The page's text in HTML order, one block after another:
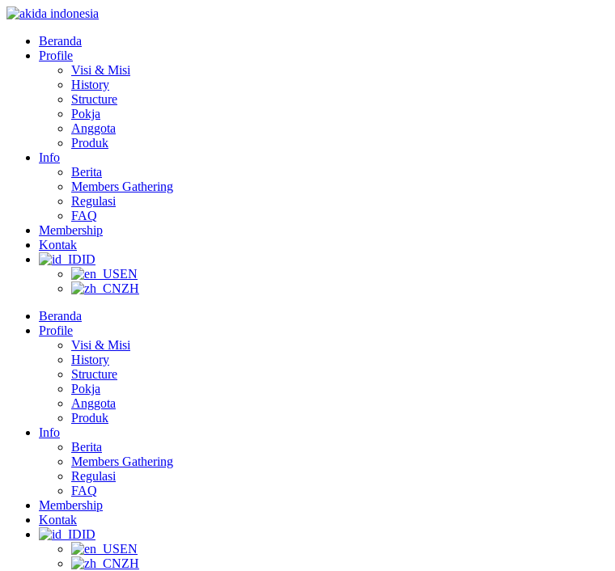
Lewati
kontenBeranda
Profile
Visi & Misi
History
Structure
Pokja
Anggota
Produk
Info
Berita
Members Gathering
Regulasi
FAQ
Membership
Kontak
ID
EN
ZH
Beranda
Profile
Visi & Misi
History
Structure
Pokja
Anggota
Produk
Info
Berita
Members Gathering
Regulasi
FAQ
Membership
Kontak
ID
EN
ZH